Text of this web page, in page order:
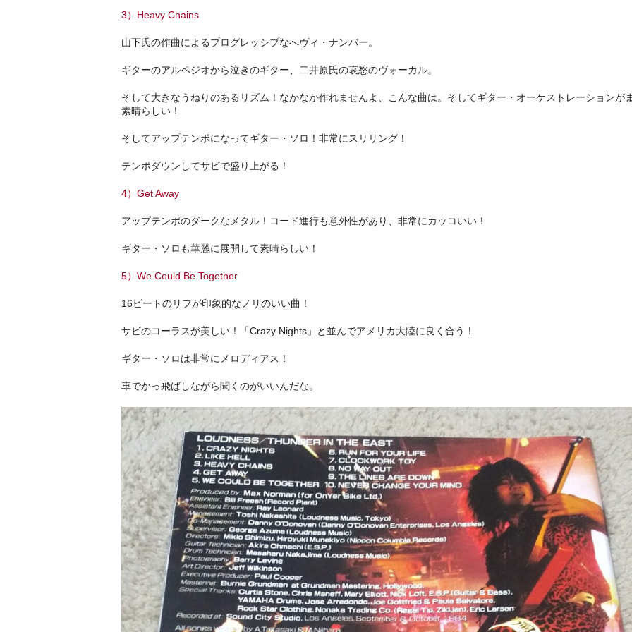
3）Heavy Chains
山下氏の作曲によるプログレッシブなへヴィ・ナンバー。
ギターのアルペジオから泣きのギター、二井原氏の哀愁のヴォーカル。
そして大きなうねりのあるリズム！なかなか作れませんよ、こんな曲は。そしてギター・オーケストレーションが
素晴らしい！
そしてアップテンポになってギター・ソロ！非常にスリリング！
テンポダウンしてサビで盛り上がる！
4）Get Away
アップテンポのダークなメタル！コード進行も意外性があり、非常にカッコいい！
ギター・ソロも華麗に展開して素晴らしい！
5）We Could Be Together
16ビートのリフが印象的なノリのいい曲！
サビのコーラスが美しい！「Crazy Nights」と並んでアメリカ大陸に良く合う！
ギター・ソロは非常にメロディアス！
車でかっ飛ばしながら聞くのがいいんだな。